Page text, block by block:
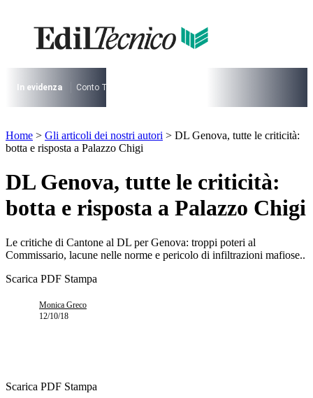
contenuto
I più cercati
Lorem ipsum dolor sit amet consectetur
Lorem ipsum dolor sit amet consectetur
In evidenza Conto Termico
I più cercati
Lorem ipsum dolor sit amet consectetur
Lorem ipsum dolor sit amet consectetur
Home > Gli articoli dei nostri autori > DL Genova, tutte le criticità:
botta e risposta a Palazzo Chigi
DL Genova, tutte le criticità:
botta e risposta a Palazzo Chigi
Le critiche di Cantone al DL per Genova: troppi poteri al
Commissario, lacune nelle norme e pericolo di infiltrazioni mafiose..
Scarica PDF Stampa
Monica Greco
12/10/18
Scarica PDF Stampa